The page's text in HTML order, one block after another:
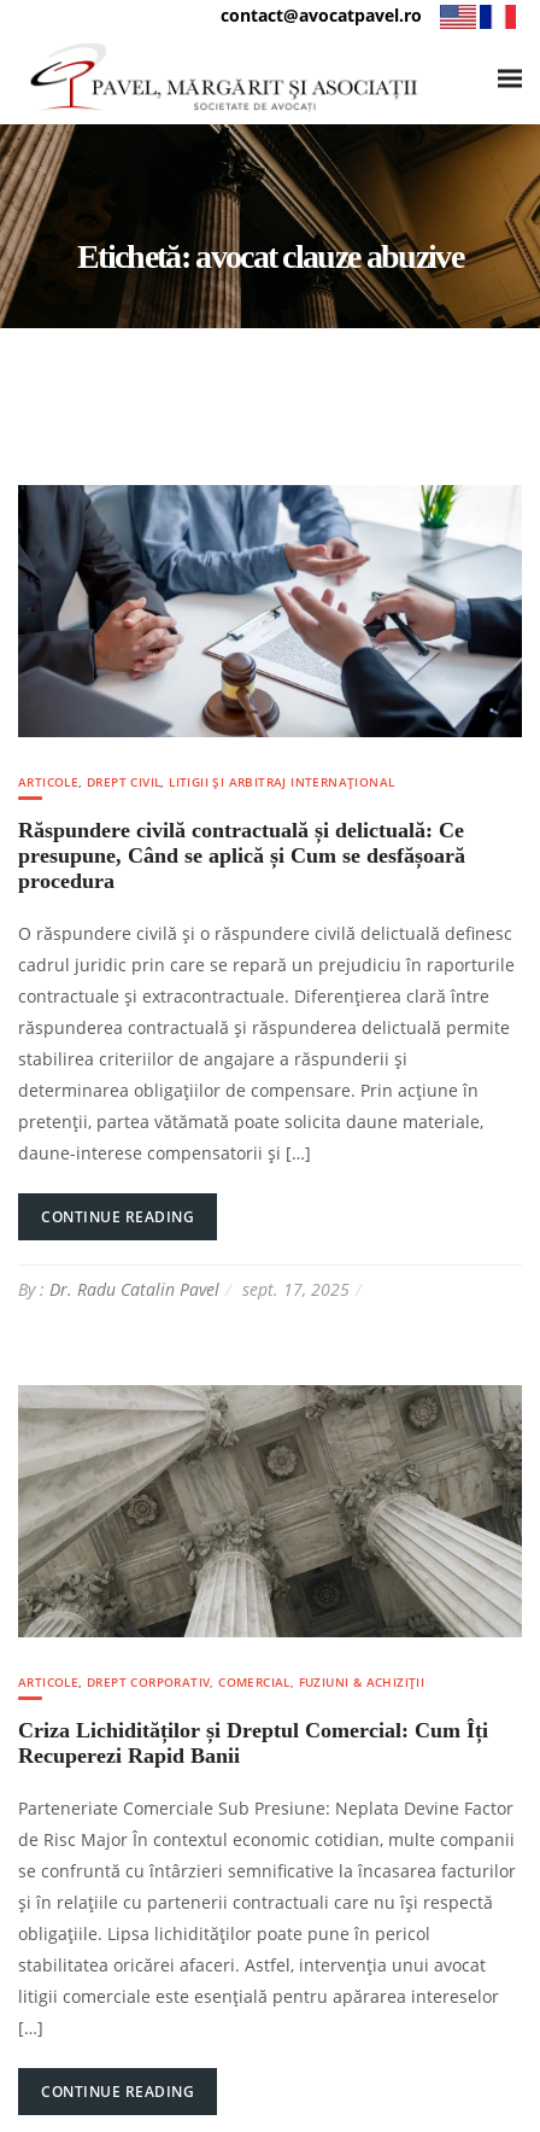
contact@avocatpavel.ro
Etichetă:avocat clauze abuzive
ARTICOLE, DREPT CIVIL, LITIGII ȘI ARBITRAJ INTERNAȚIONAL
Răspundere civilă contractuală și delictuală: Ce
presupune, Când se aplică și Cum se desfășoară
procedura
O răspundere civilă și o răspundere civilă delictuală definesc
cadrul juridic prin care se repară un prejudiciu în raporturile
contractuale și extracontractuale. Diferențierea clară între
răspunderea contractuală și răspunderea delictuală permite
stabilirea criteriilor de angajare a răspunderii și
determinarea obligațiilor de compensare. Prin acțiune în
pretenții, partea vătămată poate solicita daune materiale,
daune-interese compensatorii și […]
CONTINUE READING
By : Dr. Radu Catalin Pavel sept. 17, 2025
ARTICOLE, DREPT CORPORATIV, COMERCIAL, FUZIUNI & ACHIZIȚII
Criza Lichidităților și Dreptul Comercial: Cum Îți
Recuperezi Rapid Banii
Parteneriate Comerciale Sub Presiune: Neplata Devine Factor
de Risc Major În contextul economic cotidian, multe companii
se confruntă cu întârzieri semnificative la încasarea facturilor
și în relațiile cu partenerii contractuali care nu își respectă
obligațiile. Lipsa lichidităților poate pune în pericol
stabilitatea oricărei afaceri. Astfel, intervenția unui avocat
litigii comerciale este esențială pentru apărarea intereselor
[…]
CONTINUE READING